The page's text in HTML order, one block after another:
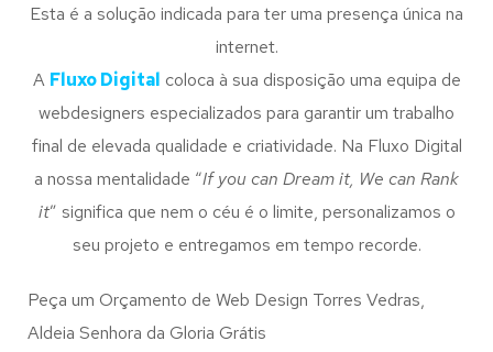
Esta é a solução indicada para ter uma presença única na
internet.
A Fluxo Digital coloca à sua disposição uma equipa de
webdesigners especializados para garantir um trabalho
final de elevada qualidade e criatividade. Na Fluxo Digital
a nossa mentalidade “If you can Dream it, We can Rank
it” significa que nem o céu é o limite, personalizamos o
seu projeto e entregamos em tempo recorde.
Peça um Orçamento de Web Design Torres Vedras,
Aldeia Senhora da Gloria Grátis